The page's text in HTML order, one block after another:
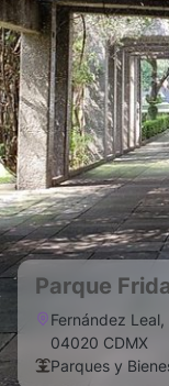
Parque
Fernández
04020 CDMX
Parques y